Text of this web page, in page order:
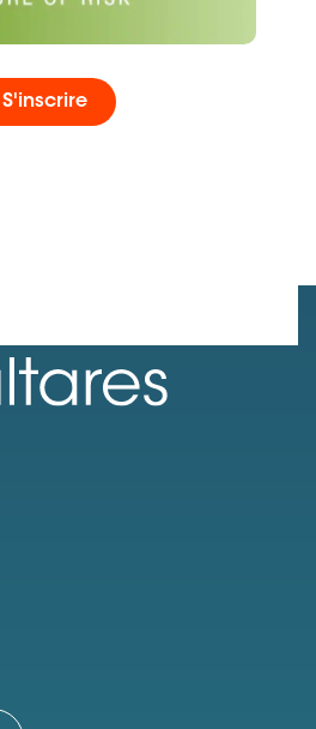
S'inscrire